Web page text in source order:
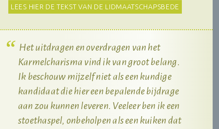
LEES HIER DE TEKST VAN DE LIDMAATSCHAPSBEDE
Het uitdragen en overdragen van het
Karmelcharisma vind ik van groot belang.
Ik beschouw mijzelf niet als een kundige
kandidaat die hier een bepalende bijdrage
aan zou kunnen leveren. Veeleer ben ik een
stoethaspel, onbeholpen als een kuiken dat